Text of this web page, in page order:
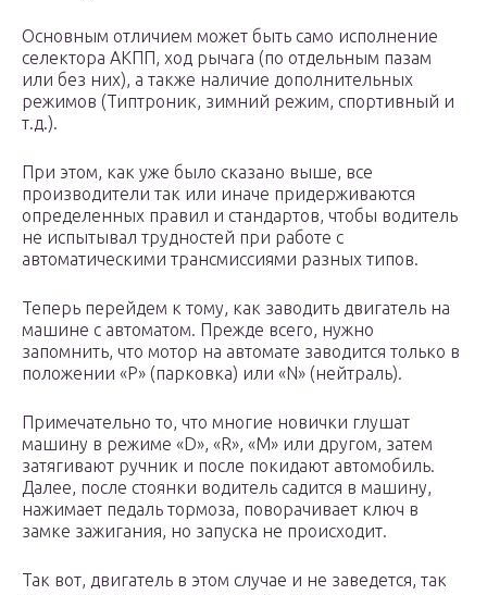
Основным отличием может быть само исполнение
селектора АКПП, ход рычага (по отдельным пазам
или без них), а также наличие дополнительных
режимов (Типтроник, зимний режим, спортивный и
т.д.).
При этом, как уже было сказано выше, все
производители так или иначе придерживаются
определенных правил и стандартов, чтобы водитель
не испытывал трудностей при работе с
автоматическими трансмиссиями разных типов.
Теперь перейдем к тому, как заводить двигатель на
машине с автоматом. Прежде всего, нужно
запомнить, что мотор на автомате заводится только в
положении «P» (парковка) или «N» (нейтраль).
Примечательно то, что многие новички глушат
машину в режиме «D», «R», «M» или другом, затем
затягивают ручник и после покидают автомобиль.
Далее, после стоянки водитель садится в машину,
нажимает педаль тормоза, поворачивает ключ в
замке зажигания, но запуска не происходит.
Так вот, двигатель в этом случае и не заведется, так